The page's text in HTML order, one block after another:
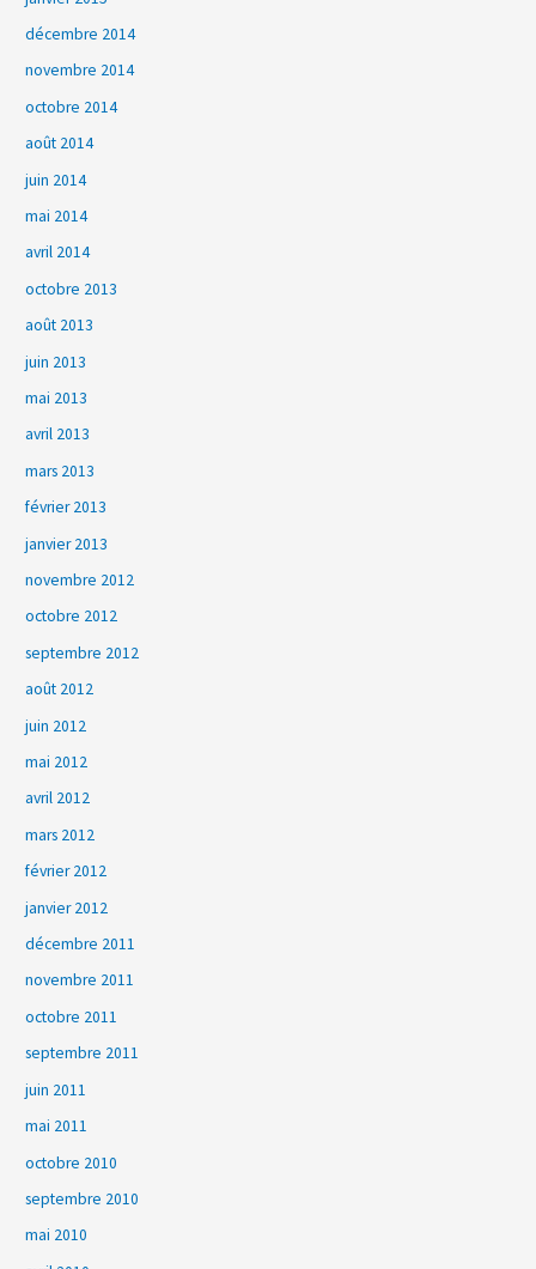
décembre 2014
novembre 2014
octobre 2014
août 2014
juin 2014
mai 2014
avril 2014
octobre 2013
août 2013
juin 2013
mai 2013
avril 2013
mars 2013
février 2013
janvier 2013
novembre 2012
octobre 2012
septembre 2012
août 2012
juin 2012
mai 2012
avril 2012
mars 2012
février 2012
janvier 2012
décembre 2011
novembre 2011
octobre 2011
septembre 2011
juin 2011
mai 2011
octobre 2010
septembre 2010
mai 2010